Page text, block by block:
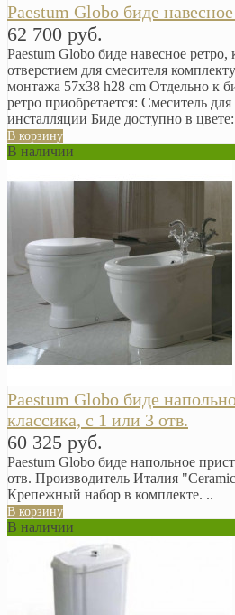
Paestum Globo биде
62 700 руб.
Paestum Globo биде навесное ретро,
отверстием для смесителя
монтажа 57х38 h28 cm Отдельно к
ретро приобретается: Смеситель
инсталляции Биде доступно в
В корзину
В наличии
Paestum Globo биде
классика, с 1 или 3 отв.
60 325 руб.
Paestum Globo биде напольное
отв. Производитель Италия
Крепежный набор в комплекте. ..
В корзину
В наличии